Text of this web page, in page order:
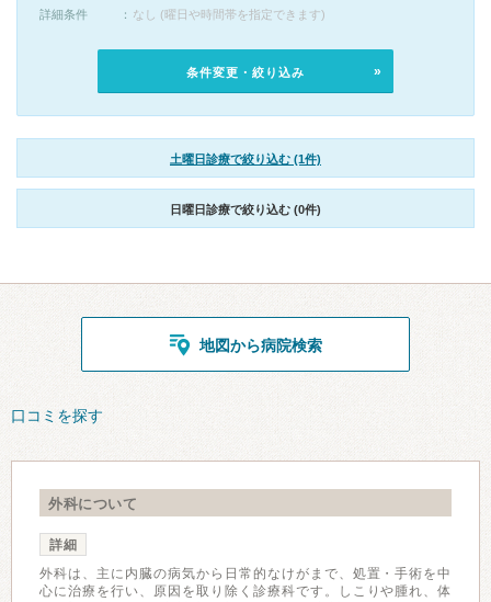
詳細条件
なし (曜日や時間帯を指定できます)
条件変更・絞り込み
土曜日診療で絞り込む (1件)
日曜日診療で絞り込む (0件)
地図から病院検索
口コミを探す
外科について
詳細
外科は、主に内臓の病気から日常的なけがまで、処置・手術を中
心に治療を行い、原因を取り除く診療科です。しこりや腫れ、体